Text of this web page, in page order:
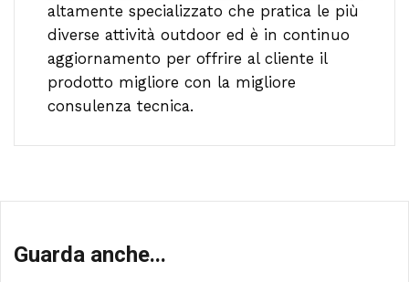
altamente specializzato che pratica le più
diverse attività outdoor ed è in continuo
aggiornamento per offrire al cliente il
prodotto migliore con la migliore
consulenza tecnica.
Guarda anche...